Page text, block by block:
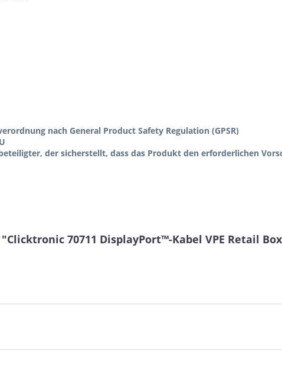
nach General Product Safety Regulation (GPSR)
der sicherstellt, dass das Produkt den erforderlichen
70711 DisplayPort™-Kabel VPE Retail Box